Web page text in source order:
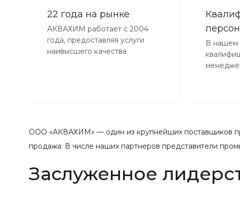
22 года на рынке
АКВАХИМ работает с 2004
года, предоставляя услуги
наивысшего качества
В нашем
ООО «АКВАХИМ» — один из крупнейших поставщиков
продажа. В числе наших партнеров представители
Заслуженное